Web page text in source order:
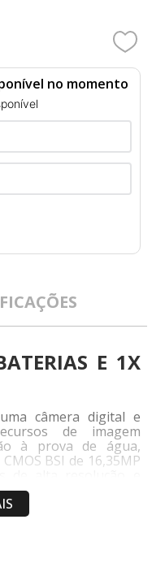
no momento
E 1X
câmera digital e
de imagem
à prova de água,
BSI de 16,35MP
com baixo ruído e
O desempenho
contínuos de até